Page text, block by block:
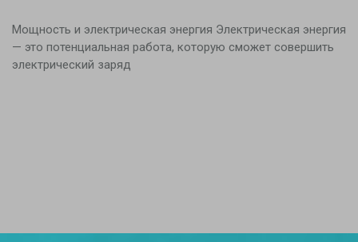
Мощность и электрическая энергия Электрическая энергия
— это потенциальная работа, которую сможет совершить
электрический заряд